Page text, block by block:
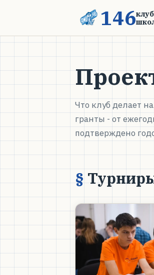
146
Что клуб делает
гранты - от
подтверждено